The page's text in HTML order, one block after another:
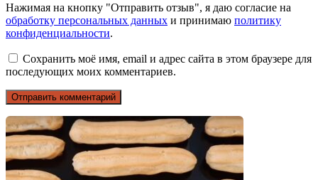
Нажимая на кнопку "Отправить отзыв", я даю согласие на
обработку персональных данных и принимаю политику
конфиденциальности.
Сохранить моё имя, email и адрес сайта в этом браузере для
последующих моих комментариев.